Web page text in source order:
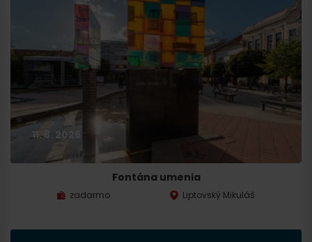
11. 8. 2026
Fontána umenia
zadarmo Liptovský Mikuláš